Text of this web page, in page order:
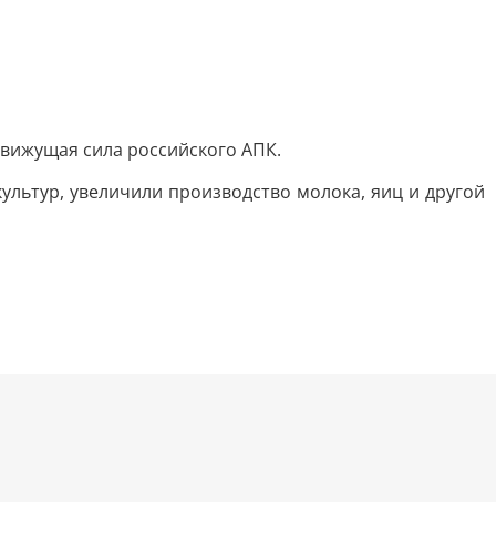
сила российского АПК.
увеличили производство молока, яиц и другой